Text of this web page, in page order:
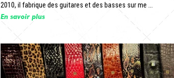
2010, il fabrique des guitares et des basses sur me ...
En savoir plus